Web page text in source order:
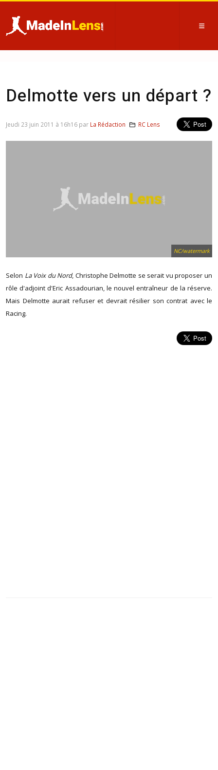
Delmotte vers un départ ?
NC/watermark
Selon La Voix du Nord, Christophe Delmotte se serait vu proposer un
rôle d'adjoint d'Eric Assadourian, le nouvel entraîneur de la réserve.
Mais Delmotte aurait refuser et devrait résilier son contrat avec le
Racing.
Jeudi 23 juin 2011 à 16h16 par La Rédaction RC Lens